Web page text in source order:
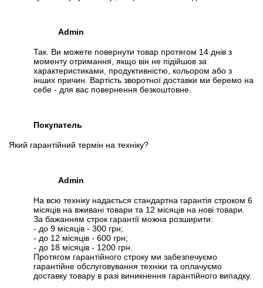
Admin
Так. Ви можете повернути товар протягом 14 днів з
моменту отримання, якщо він не підійшов за
характеристиками, продуктивністю, кольором або з
інших причин. Вартість зворотної доставки ми беремо на
себе - для вас повернення безкоштовне.
Покупатель
Який гарантійний термін на техніку?
Admin
На всю техніку надається стандартна гарантія строком 6
місяців на вживані товари та 12 місяців на нові товари.
За бажанням строк гарантії можна розширити:
- до 9 місяців - 300 грн;
- до 12 місяців - 600 грн;
- до 18 місяців - 1200 грн.
Протягом гарантійного строку ми забезпечуємо
гарантійне обслуговування техніки та оплачуємо
доставку товару в разі виникнення гарантійного випадку.